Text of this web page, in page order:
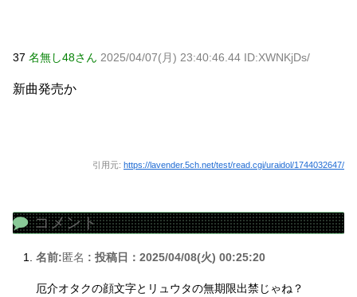
37 名無し48さん 2025/04/07(月) 23:40:46.44 ID:XWNKjDs/
新曲発売か
引用元: https://lavender.5ch.net/test/read.cgi/uraidol/1744032647/
コメント
名前:匿名 : 投稿日：2025/04/08(火) 00:25:20
厄介オタクの顔文字とリュウタの無期限出禁じゃね？